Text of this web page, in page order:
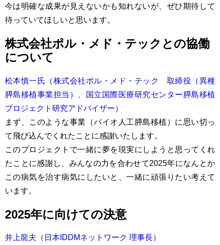
今は明確な成果が見えないかも知れないが、ぜひ期待して
待っていてほしいと思います。
株式会社ポル・メド・テックとの協働
について
松本慎一氏（株式会社ポル・メド・テック 取締役（異種
膵島移植事業担当）、国立国際医療研究センター膵島移植
プロジェクト研究アドバイザー）
まず、このような事業（バイオ人工膵島移植）に思い切っ
て飛び込んでくれたことに感謝いたします。
このプロジェクトで一緒に夢を現実にしようと思ってくれ
たことに感謝し、みんなの力を合わせて2025年になんとか
この病気を治す病気にしたいと、一緒に頑張りたい考えて
います。
2025年に向けての決意
井上龍夫（日本IDDMネットワーク 理事長）